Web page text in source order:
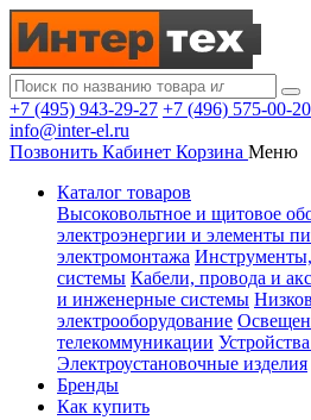
+7 (495) 943-29-27 +7 (496) 575-00-20
info@inter-el.ru
Позвонить Кабинет Корзина Меню
Каталог товаров
Высоковольтное и щитовое
электроэнергии и элементы
электромонтажа
системы Кабели, провода и
и инженерные системы
электрооборудование
телекоммуникации
Электроустановочные изделия
Бренды
Как купить